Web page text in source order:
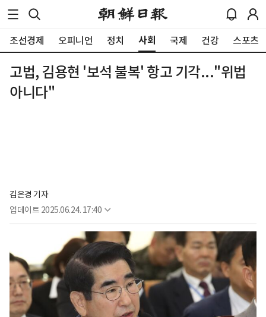
조선경제 오피니언 정치 사회 국제 건강 스포츠
고법, 김용현 '보석 불복' 항고 기각..."위법
아니다"
김은경 기자
업데이트 2025.06.24. 17:40